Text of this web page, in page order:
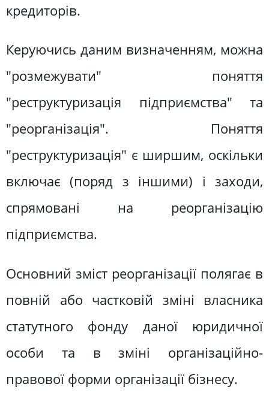
кредиторів.
Керуючись даним визначенням, можна
"розмежувати" поняття
"реструктуризація підприємства" та
"реорганізація". Поняття
"реструктуризація" є ширшим, оскільки
включає (поряд з іншими) і заходи,
спрямовані на реорганізацію
підприємства.
Основний зміст реорганізації полягає в
повній або частковій зміні власника
статутного фонду даної юридичної
особи та в зміні організаційно-
правової форми організації бізнесу.